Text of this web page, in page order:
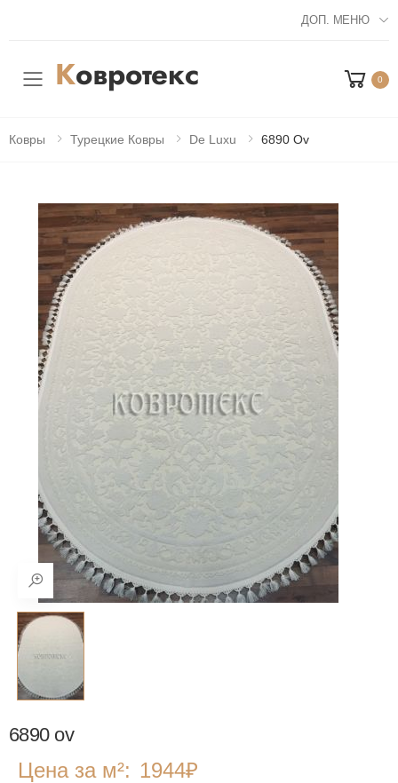
ДОП. МЕНЮ
Мобильное меню 0
Ковры Турецкие Ковры De Luxu 6890 Ov
6890 ov
Цена за м²: 1944₽